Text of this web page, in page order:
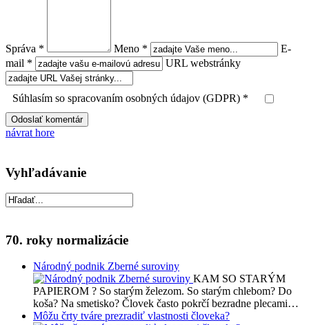
Správa * Meno *
E-
mail *
URL webstránky
Súhlasím so spracovaním osobných údajov (GDPR) *
návrat hore
Vyhľadávanie
70. roky normalizácie
Národný podnik Zberné suroviny
KAM SO STARÝM
PAPIEROM ? So starým železom. So starým chlebom? Do
koša? Na smetisko? Človek často pokrčí bezradne plecami…
Môžu črty tváre prezradiť vlastnosti človeka?